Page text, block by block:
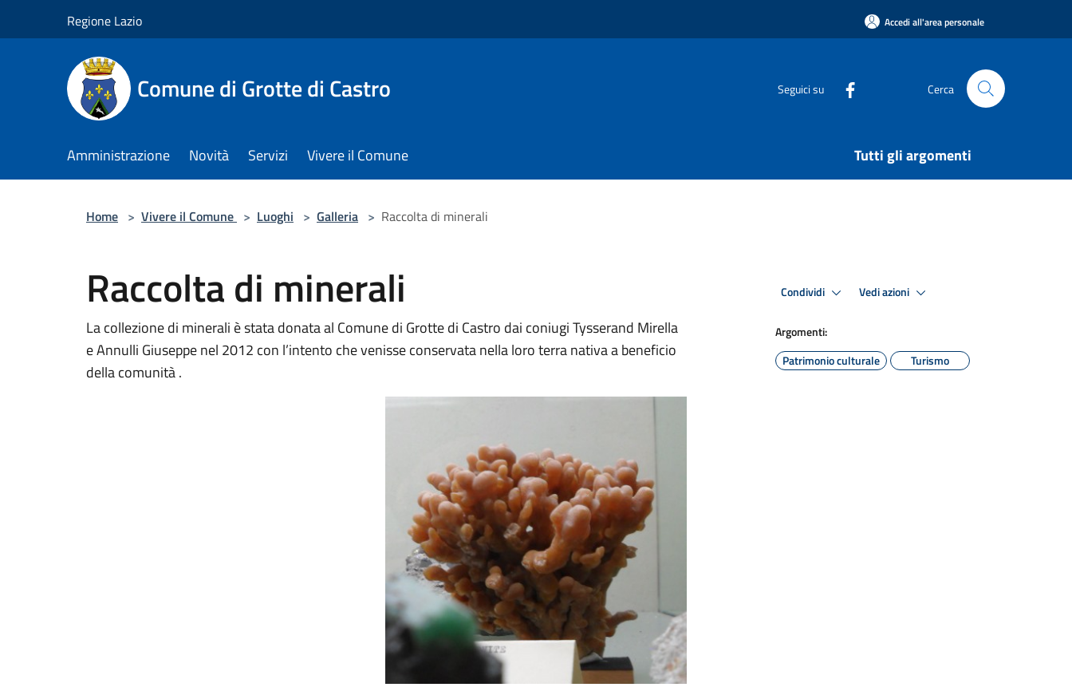
Regione Lazio Accedi all'area personale
Comune di Grotte di Castro Seguici su Cerca
Amministrazione Novità Servizi Vivere il Comune Tutti gli argomenti
Home > Vivere il Comune > Luoghi > Galleria > Raccolta di minerali
Raccolta di minerali
La collezione di minerali è stata donata al Comune di Grotte di Castro dai coniugi Tysserand Mirella
e Annulli Giuseppe nel 2012 con l’intento che venisse conservata nella loro terra nativa a beneficio
della comunità .
Condividi Vedi azioni
Argomenti:
Patrimonio culturale
Turismo